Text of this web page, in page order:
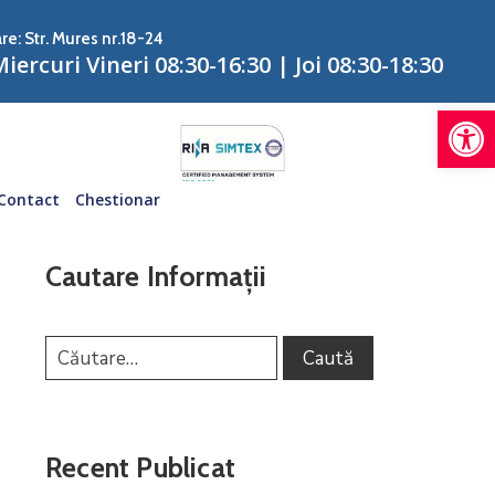
Str. Mures nr.18-24
Vineri 08:30-16:30 | Joi 08:30-18:30
Chestionar
Cautare Informații
Recent Publicat